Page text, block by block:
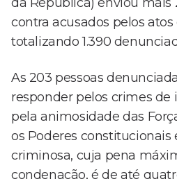
da República) enviou mais
contra acusados pelos atos
totalizando 1.390
As 203 pessoas
responder pelos crimes de
pela animosidade das
os Poderes constitucionais
criminosa, cuja pena
condenação, é de até